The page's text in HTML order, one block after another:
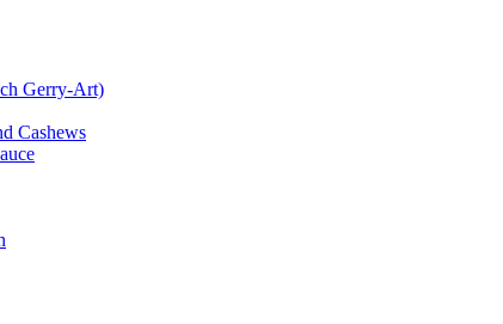
Gerry-Art)
Cashews